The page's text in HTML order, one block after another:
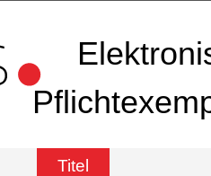
Titel